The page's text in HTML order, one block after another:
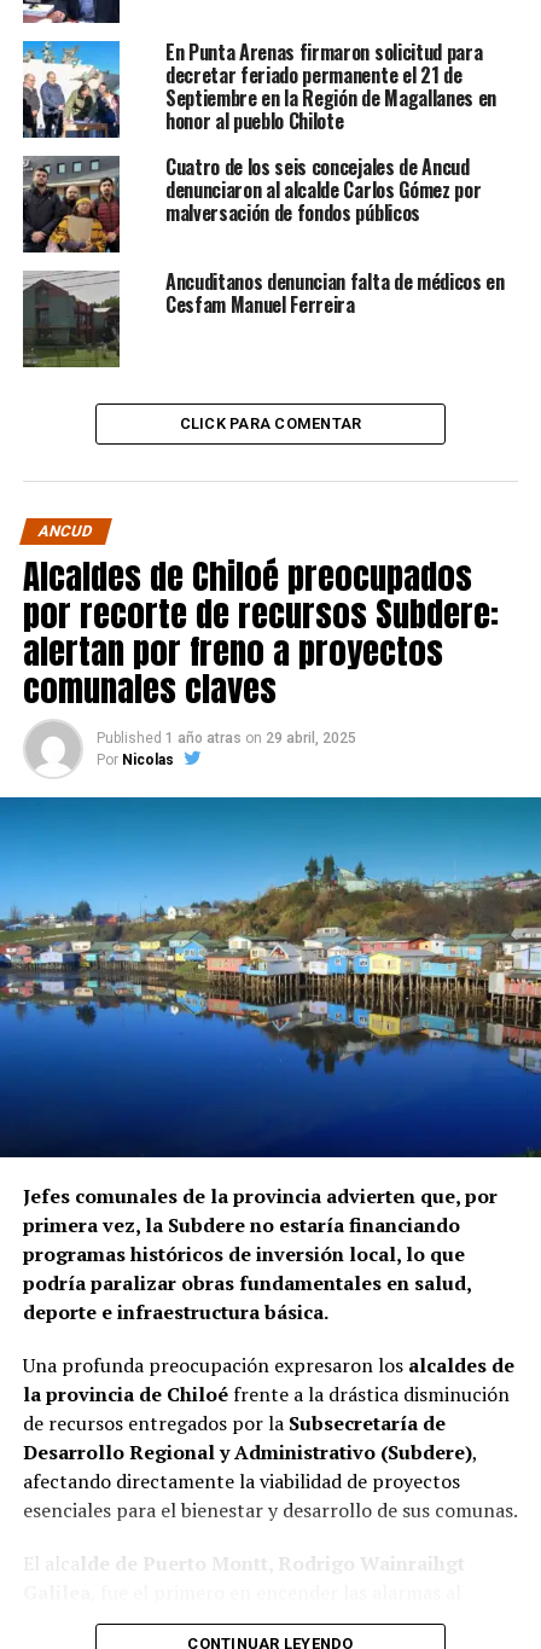
En Punta Arenas firmaron solicitud para
decretar feriado permanente el 21 de
Septiembre en la Región de Magallanes en
honor al pueblo Chilote
Cuatro de los seis concejales de Ancud
denunciaron al alcalde Carlos Gómez por
malversación de fondos públicos
Ancuditanos denuncian falta de médicos en
Cesfam Manuel Ferreira
CLICK PARA COMENTAR
ANCUD
Alcaldes de Chiloé preocupados
por recorte de recursos Subdere:
alertan por freno a proyectos
comunales claves
Published 1 año atras on 29 abril, 2025
Por Nicolas
Jefes comunales de la provincia advierten que, por
primera vez, la Subdere no estaría financiando
programas históricos de inversión local, lo que
podría paralizar obras fundamentales en salud,
deporte e infraestructura básica.
Una profunda preocupación expresaron los alcaldes de
la provincia de Chiloéfrente a la drástica disminución
de recursos entregados por la Subsecretaría de
Desarrollo Regional y Administrativo (Subdere),
afectando directamente la viabilidad de proyectos
esenciales para el bienestar y desarrollo de sus comunas.
El alca lde de Puerto Montt, Rodrigo Wainraihgt
denunciar públicamente que la Subdere no cuenta con
CONTINUAR LEYENDO